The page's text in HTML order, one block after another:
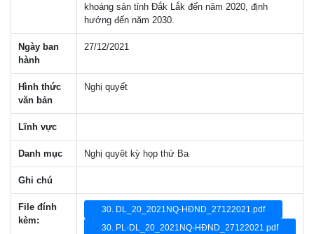
khoáng sản tỉnh Đắk Lắk đến năm 2020, định
hướng đến năm 2030.
Ngày ban
hành
27/12/2021
Hình thức
văn bản
Nghị quyết
Lĩnh vực
Danh mục Nghị quyêt kỳ họp thứ Ba
Ghi chú
File đính
kèm:
30. DL_20_2021NQ-HĐND_27122021.pdf
30. PL-DL_20_2021NQ-HĐND_27122021.pdf